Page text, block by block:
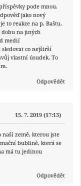
pode mnou.
jako nový
to reakce na p. Baštu.
na jiných
medií
sledovat co nejširší
vlastní úsudek. To
Odpovědět
15. 7. 2019 (17:13)
země, kterou jste
bublině, která se
má tu jedinou
Odpovědět